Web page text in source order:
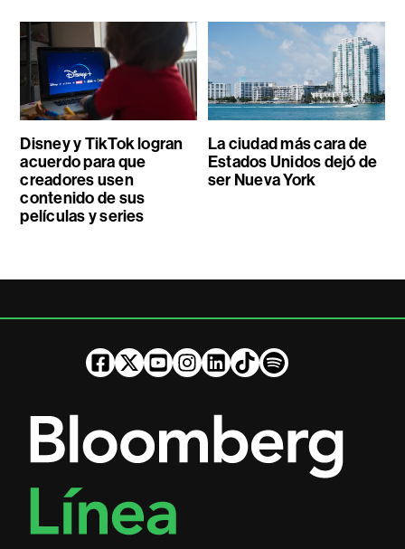
Disney y TikTok logran
acuerdo para que
creadores usen
contenido de sus
películas y series
La ciudad más cara de
Estados Unidos dejó de
ser Nueva York